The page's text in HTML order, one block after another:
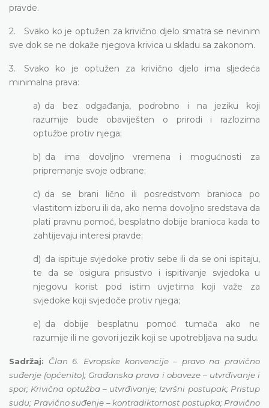
pravde.
2. Svako ko je optužen za krivično djelo smatra se nevinim
sve dok se ne dokaže njegova krivica u skladu sa zakonom.
3. Svako ko je optužen za krivično djelo ima sljedeća
minimalna prava:
a) da bez odgađanja, podrobno i na jeziku koji
razumije bude obaviješten o prirodi i razlozima
optužbe protiv njega;
b) da ima dovoljno vremena i mogućnosti za
pripremanje svoje odbrane;
c) da se brani lično ili posredstvom branioca po
vlastitom izboru ili da, ako nema dovoljno sredstava da
plati pravnu pomoć, besplatno dobije branioca kada to
zahtijevaju interesi pravde;
d) da ispituje svjedoke protiv sebe ili da se oni ispitaju,
te da se osigura prisustvo i ispitivanje svjedoka u
njegovu korist pod istim uvjetima koji važe za
svjedoke koji svjedoče protiv njega;
e) da dobije besplatnu pomoć tumača ako ne
razumije ili ne govori jezik koji se upotrebljava na sudu.
Sadržaj:
Član 6. Evropske konvencije – pravo na pravično
suđenje (općenito); Građanska prava i obaveze – utvrđivanje i
spor; Krivična optužba – utvrđivanje; Izvršni postupak; Pristup
sudu; Pravično suđenje – kontradiktornost postupka; Pravično